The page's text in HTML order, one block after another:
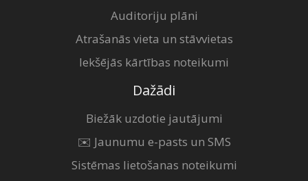
Auditoriju plāni
Atrašanās vieta un stāvvietas
Iekšējās kārtības noteikumi
Dažādi
Biežāk uzdotie jautājumi
✉️ Jaunumu e-pasts un SMS
Sistēmas lietošanas noteikumi